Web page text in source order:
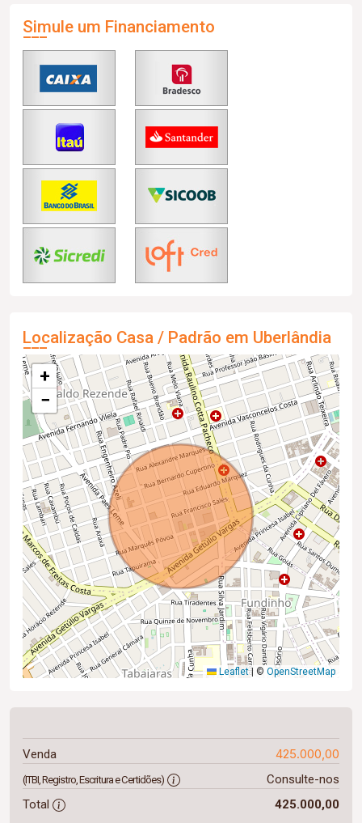
Simule um Financiamento
Localização Casa / Padrão em Uberlândia
+
−
Leaflet | © OpenStreetMap
Venda 425.000,00
(ITBI, Registro, Escritura e Certidões)
Consulte-nos
Total
425.000,00